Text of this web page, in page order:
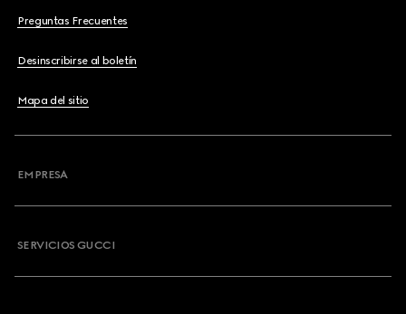
Preguntas Frecuentes
Desinscribirse al boletín
Mapa del sitio
EMPRESA
SERVICIOS GUCCI